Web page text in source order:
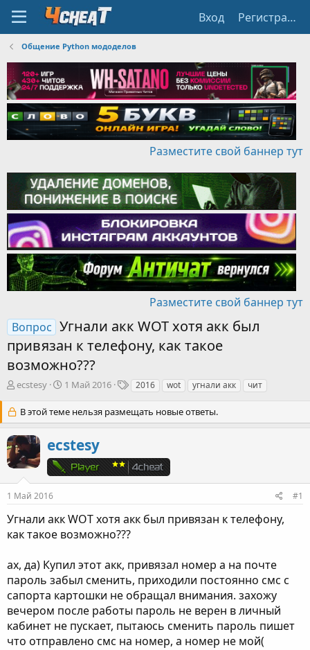
Вход Регистрация
Общение Python мододелов
Разместите свой баннер тут
Разместите свой баннер тут
Вопрос Угнали акк WOT хотя акк был
привязан к телефону, как такое
возможно???
А
т
о
р
т
е
м
ы
ecstesy
Д
т
а
а
ч
а
л
1 Май 2016
Т
г
и
2016 wot угнали акк чит
В этой теме нельзя размещать новые ответы.
ecstesy
1 Май 2016 #1
Угнали акк WOT хотя акк был привязан к телефону,
как такое возможно???
ах, да) Купил этот акк, привязал номер а на почте
пароль забыл сменить, приходили постоянно смс с
сапорта картошки не обращал внимания. захожу
вечером после работы пароль не верен в личный
кабинет не пускает, пытаюсь сменить пароль пишет
что отправлено смс на номер, а номер не мой(